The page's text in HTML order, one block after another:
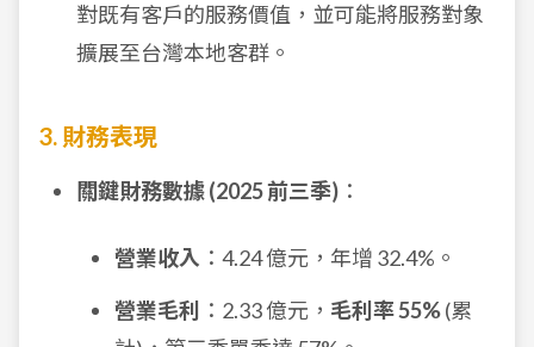
對既有客戶的服務價值，並可能將服務對象
擴展至台灣本地客群。
3. 財務表現
關鍵財務數據 (2025 前三季) ：
營業收入 ：4.24 億元，年增 32.4%。
營業毛利
：2.33 億元， 毛利率 55%(累